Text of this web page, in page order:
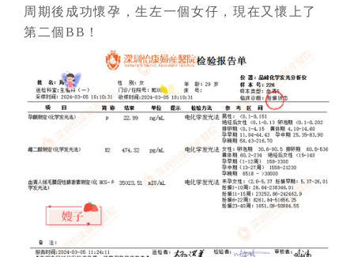
周期後成功懷孕，生左一個女仔，現在又懷上了
第二個BB！